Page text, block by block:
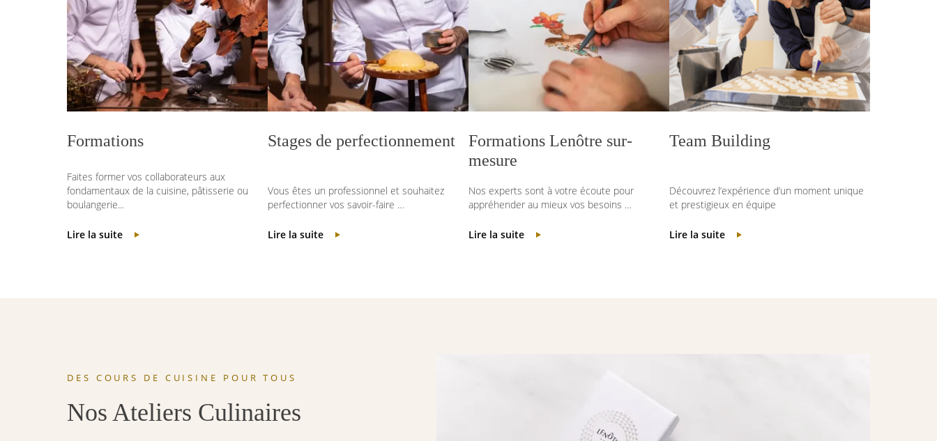
Formations
Faites former vos collaborateurs aux
fondamentaux de la cuisine, pâtisserie ou
boulangerie...
Lire la suite
Stages de perfectionnement
Vous êtes un professionnel et souhaitez
perfectionner vos savoir-faire …
Lire la suite
Formations Lenôtre sur-
mesure
Nos experts sont à votre écoute pour
appréhender au mieux vos besoins …
Lire la suite
Team Building
Découvrez l’expérience d’un moment unique
et prestigieux en équipe
Lire la suite
DES COURS DE CUISINE POUR TOUS
Nos Ateliers Culinaires